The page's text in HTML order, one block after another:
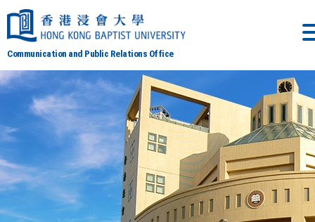
Communication and Public Relations Office